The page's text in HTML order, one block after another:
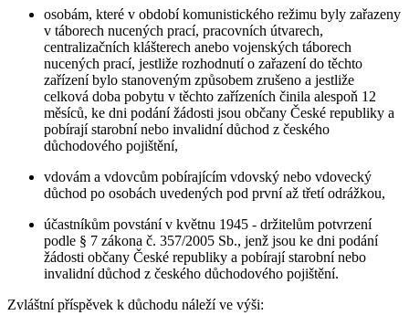
osobám, které v období komunistického režimu byly zařazeny
v táborech nucených prací, pracovních útvarech,
centralizačních klášterech anebo vojenských táborech
nucených prací, jestliže rozhodnutí o zařazení do těchto
zařízení bylo stanoveným způsobem zrušeno a jestliže
celková doba pobytu v těchto zařízeních činila alespoň 12
měsíců, ke dni podání žádosti jsou občany České republiky a
pobírají starobní nebo invalidní důchod z českého
důchodového pojištění,
vdovám a vdovcům pobírajícím vdovský nebo vdovecký
důchod po osobách uvedených pod první až třetí odrážkou,
účastníkům povstání v květnu 1945 - držitelům potvrzení
podle § 7 zákona č. 357/2005 Sb., jenž jsou ke dni podání
žádosti občany České republiky a pobírají starobní nebo
invalidní důchod z českého důchodového pojištění.
Zvláštní příspěvek k důchodu náleží ve výši: